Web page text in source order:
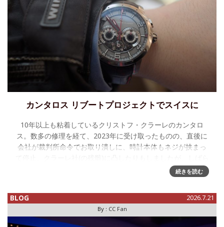
カンタロス リブートプロジェクトでスイスに
10年以上も粘着しているクリストフ・クラーレのカンタロ
ス。数多の修理を経て、2023年に受け取ったものの、直後に
会社が裁判所命令でお取り潰しに、時計本体もネジが挟まっ
続きを読む
BLOG 2026.7.21
By : CC Fan